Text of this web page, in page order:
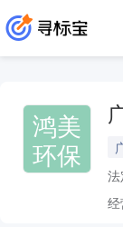
鸿美
环保
法
经